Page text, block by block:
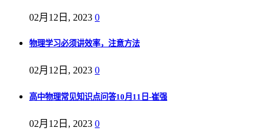
02月12日, 2023 0
物理学习必须讲效率，注意方法
02月12日, 2023 0
高中物理常见知识点问答10月11日-崔强
02月12日, 2023 0